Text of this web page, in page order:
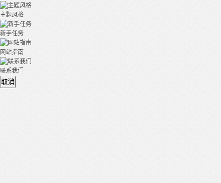
主题风格
新手任务
网站指南
联系我们
取消